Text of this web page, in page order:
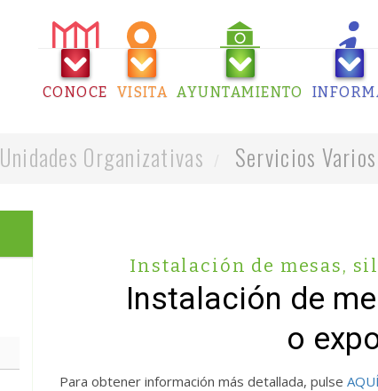
CONOCE VISITA AYUNTAMIENTO
Unidades Organizativas Servicios Varios
Instalación de mesas,
Instalación de
o
Para obtener información más detallada, pulse AQUÍ